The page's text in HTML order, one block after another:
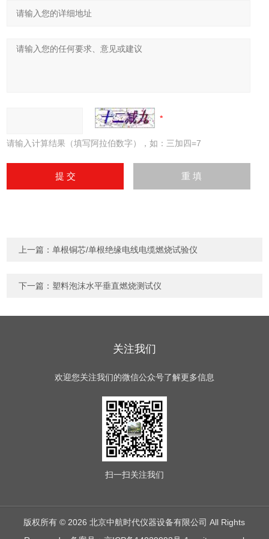
请输入计算结果（填写阿拉伯数字），如：三加四=7
上一篇：单根铜芯/单根绝缘电线电缆燃烧试验仪
下一篇： 塑料泡沫水平垂直燃烧测试仪
关注我们
欢迎您关注我们的微信公众号了解更多信息
扫一扫关注我们
版权所有 © 2026 北京中航时代仪器设备有限公司 All Rights